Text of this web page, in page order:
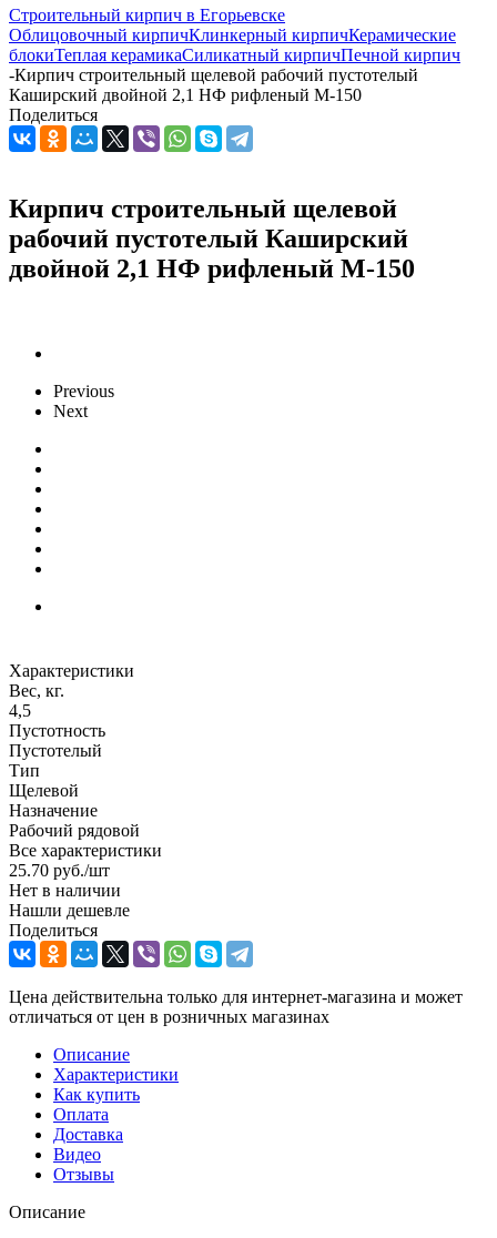
Строительный кирпич в Егорьевске
Облицовочный кирпичКлинкерный кирпичКерамические
блокиТеплая керамикаСиликатный кирпичПечной кирпич
-Кирпич строительный щелевой рабочий пустотелый
Каширский двойной 2,1 НФ рифленый М-150
Поделиться
Кирпич строительный щелевой
рабочий пустотелый Каширский
двойной 2,1 НФ рифленый М-150
Previous
Next
Характеристики
Вес, кг.
4,5
Пустотность
Пустотелый
Тип
Щелевой
Назначение
Рабочий рядовой
Все характеристики
25.70 руб./шт
Нет в наличии
Нашли дешевле
Поделиться
Цена действительна только для интернет-магазина и может
отличаться от цен в розничных магазинах
Описание
Характеристики
Как купить
Оплата
Доставка
Видео
Отзывы
Описание